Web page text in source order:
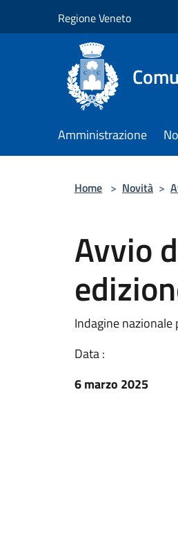
Regione Veneto
Amministrazione
Home > Novità >
Avvio
Indagine
Data :
6 marzo 2025